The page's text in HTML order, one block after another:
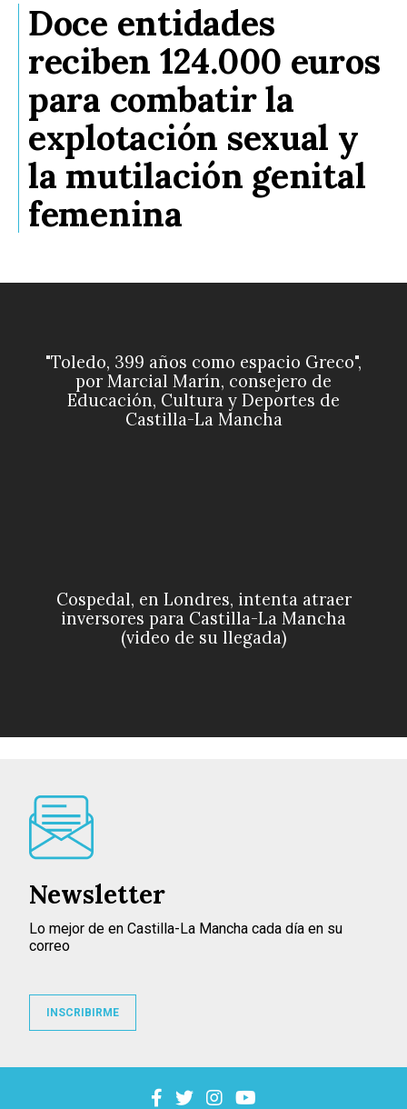
Doce entidades
reciben 124.000 euros
para combatir la
explotación sexual y
la mutilación genital
femenina
"Toledo, 399 años como espacio Greco",
por Marcial Marín, consejero de
Educación, Cultura y Deportes de
Castilla-La Mancha
Cospedal, en Londres, intenta atraer
inversores para Castilla-La Mancha
(video de su llegada)
Newsletter
Lo mejor de en Castilla-La Mancha cada día en su
correo
INSCRIBIRME